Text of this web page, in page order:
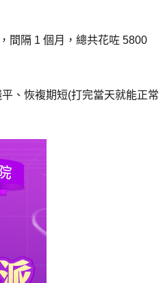
間隔 1 個月，總共花咗 5800
、恢複期短(打完當天就能正常